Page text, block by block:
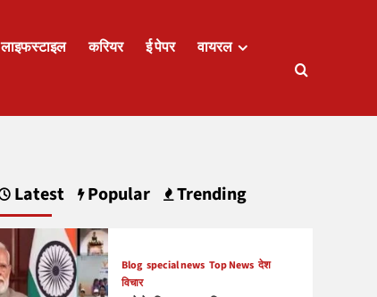
लाइफस्टाइल करियर ई पेपर वायरल
Latest Popular Trending
Blog special news Top News देश
विचार